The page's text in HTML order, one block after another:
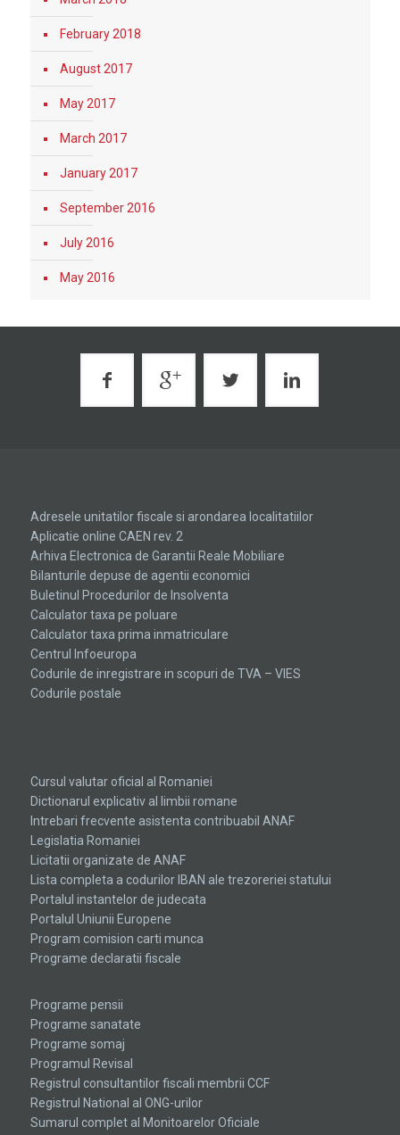
February 2018
August 2017
May 2017
March 2017
January 2017
September 2016
July 2016
May 2016
Adresele unitatilor fiscale si arondarea localitatiilor
Aplicatie online CAEN rev. 2
Arhiva Electronica de Garantii Reale Mobiliare
Bilanturile depuse de agentii economici
Buletinul Procedurilor de Insolventa
Calculator taxa pe poluare
Calculator taxa prima inmatriculare
Centrul Infoeuropa
Codurile de inregistrare in scopuri de TVA – VIES
Codurile postale
hottest
swiss
watches
replica.check
this
link
right
now
replica
watches
for
Cursul valutar oficial al Romaniei
Dictionarul explicativ al limbii romane
Intrebari frecvente asistenta contribuabil ANAF
Legislatia Romaniei
Licitatii organizate de ANAF
Lista completa a codurilor IBAN ale trezoreriei statului
Portalul instantelor de judecata
Portalul Uniunii Europene
Program comision carti munca
Programe declaratii fiscale
Programe pensii
Programe sanatate
Programe somaj
Programul Revisal
Registrul consultantilor fiscali membrii CCF
Registrul National al ONG-urilor
Sumarul complet al Monitoarelor Oficiale